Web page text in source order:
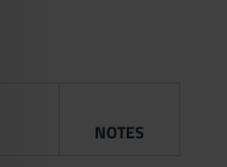
NOTES